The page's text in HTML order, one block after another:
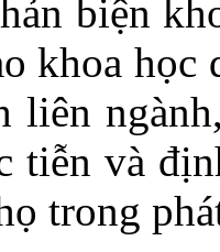
biện
khoa học
liên
tiễn và
trong